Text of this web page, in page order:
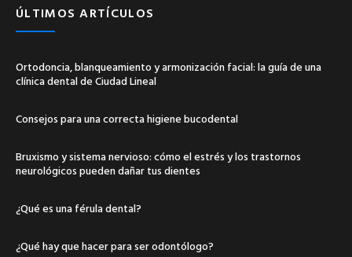
ÚLTIMOS ARTÍCULOS
Ortodoncia, blanqueamiento y armonización facial: la guía de una
clínica dental de Ciudad Lineal
Consejos para una correcta higiene bucodental
Bruxismo y sistema nervioso: cómo el estrés y los trastornos
neurológicos pueden dañar tus dientes
¿Qué es una férula dental?
¿Qué hay que hacer para ser odontólogo?